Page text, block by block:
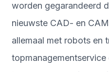
worden gegarandeerd
nieuwste CAD- en
allemaal met robots en